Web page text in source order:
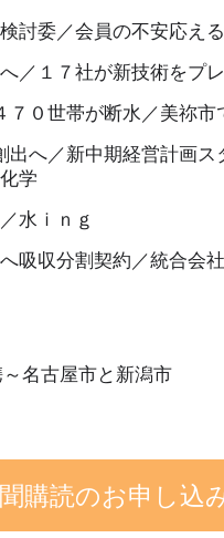
討委／会員の不安応え
／１７社が新技術をプ
７０世帯が断水／美祢
出へ／新中期経営計画
学
水ｉｎｇ
吸収分割契約／統合会
名古屋市と新潟市
購読のお申し込